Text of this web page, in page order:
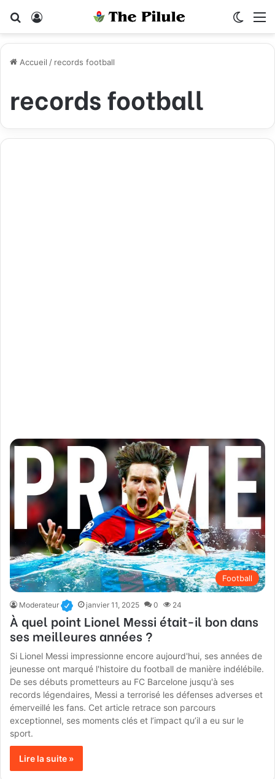
Rechercher
Accueil / records football
records football
Football
Moderateur janvier 11, 2025 0 24
À quel point Lionel Messi était-il bon dans
ses meilleures années ?
Si Lionel Messi impressionne encore aujourd'hui, ses années de
jeunesse ont marqué l'histoire du football de manière indélébile.
De ses débuts prometteurs au FC Barcelone jusqu'à ses
records légendaires, Messi a terrorisé les défenses adverses et
émerveillé les fans. Cet article retrace son parcours
exceptionnel, ses moments clés et l’impact qu’il a eu sur le
sport.
Lire la suite »